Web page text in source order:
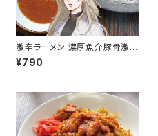
激辛ラーメン 濃厚魚介豚骨激辛
つけ麺 辛杉家の憂鬱2nd 辛す
ぎInspire凪-NAGI- 生麺 豚骨
¥790